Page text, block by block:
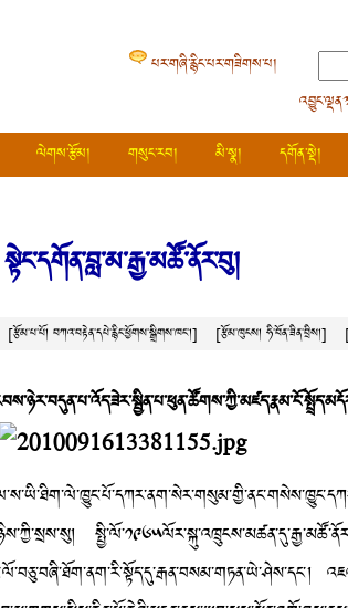
པར་གཞི་རྙིང་པར་གཟིགས་པ།
ལེགས་རྩོམ། གསུང་རབ། མི་སྣ། དགོན་སྡེ།
སྟེང་དགོན་བླ་མ་རྒྱ་མཚོ་ནོར་བུ།
[རྩོམ་པ་པོ། བཀའ་བརྟེན་དཔེ་རྙིང་ཕྱོགས་སྒྲིགས་ཁང་།] [རྩོམ་ཁུངས། ཧི་བོན་ཟིན་བྲིས།]